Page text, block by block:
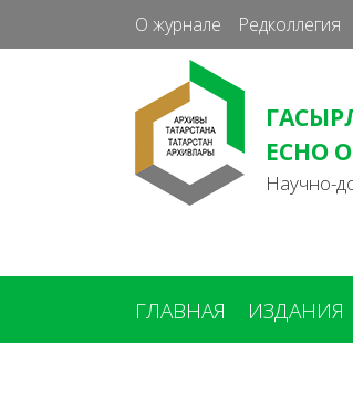
О журнале Редколлегия
ECHO
Научно-
ГЛАВНАЯ ИЗДАНИЯ